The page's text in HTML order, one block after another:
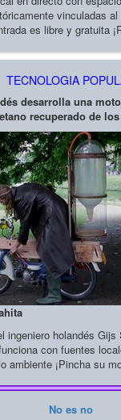
vinculadas
es libre y gratuita
TECNOLOGIA
desarrolla una
recuperado de
ingeniero holandés
con fuentes
ambiente ¡Pincha su
No es no